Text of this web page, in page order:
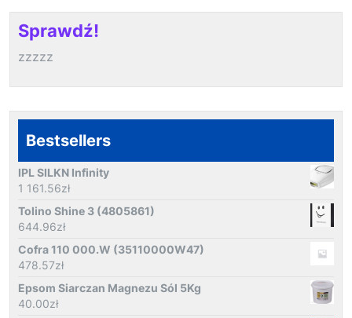
Sprawdź!
zzzzz
Bestsellers
IPL SILKN Infinity
1 161.56zł
Tolino Shine 3 (4805861)
644.96zł
Cofra 110 000.W (35110000W47)
478.57zł
Epsom Siarczan Magnezu Sól 5Kg
40.00zł